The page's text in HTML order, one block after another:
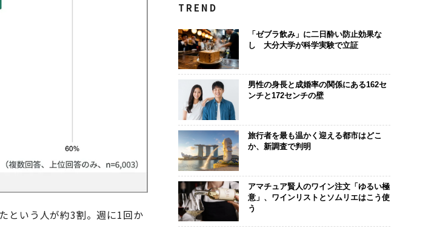
という人が約3割。週に1回か
TREND
「ゼブラ飲み」に二日酔い防止効果な
し 大分大学が科学実験で立証
男性の身長と成婚率の関係にある162セ
ンチと172センチの壁
旅行者を最も温かく迎える都市はどこ
か、新調査で判明
アマチュア賢人のワイン注文「ゆるい極
意」、ワインリストとソムリエはこう使
う